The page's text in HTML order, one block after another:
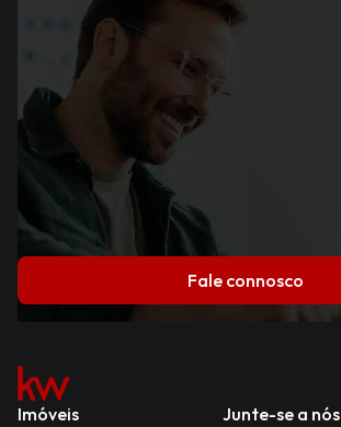
Fale connosco
Imóveis Junte-se a nós